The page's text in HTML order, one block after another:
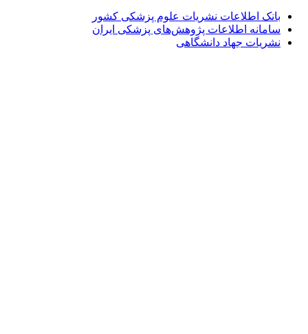
بانک اطلاعات نشریات علوم پزشکی کشور
سامانه اطلاعات پژوهش‌های پزشکی ایران
نشریات جهاد دانشگاهی